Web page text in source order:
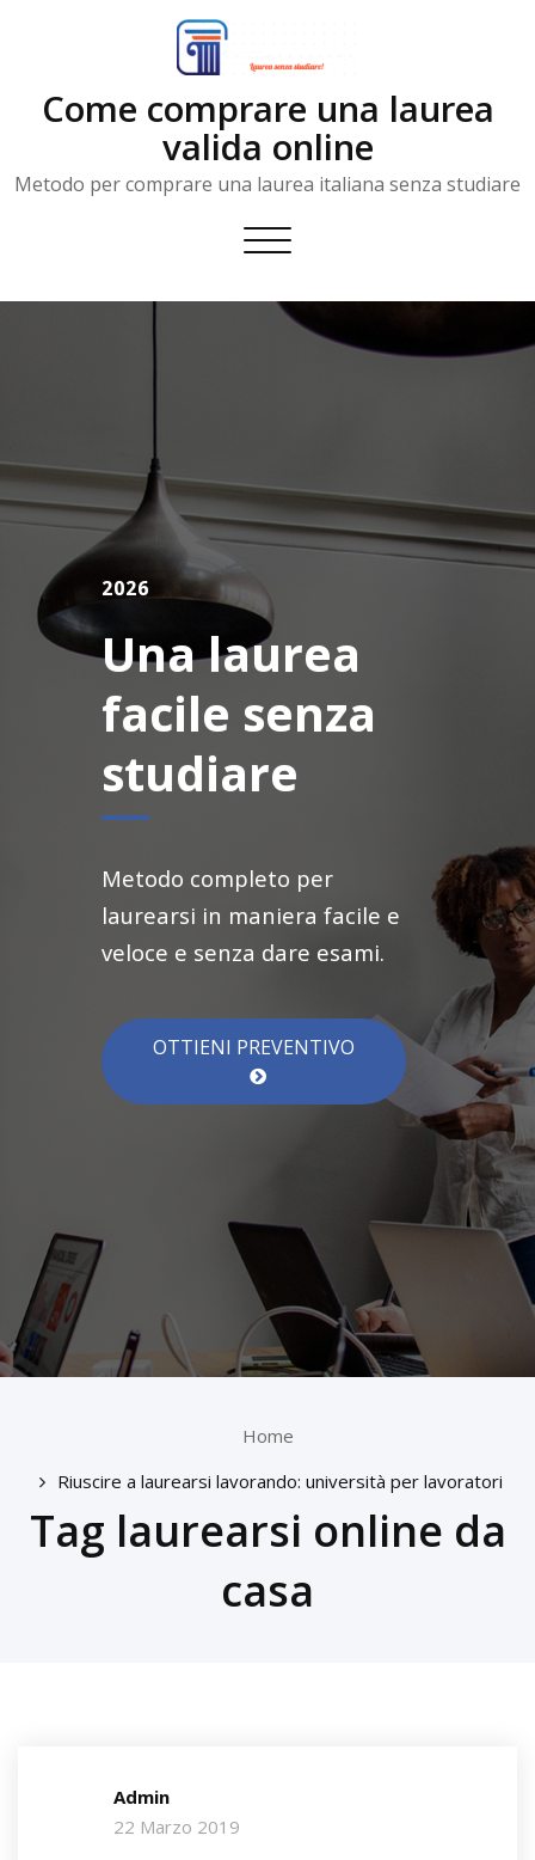
Come comprare una laurea
valida online
Metodo per comprare una laurea italiana senza studiare
Toggle
2026
Una laurea
facile senza
studiare
Metodo completo per
laurearsi in maniera facile e
veloce e senza dare esami.
OTTIENI PREVENTIVO
Home
Riuscire a laurearsi lavorando: università per lavoratori
Tag laurearsi online da
casa
Admin
22 Marzo 2019